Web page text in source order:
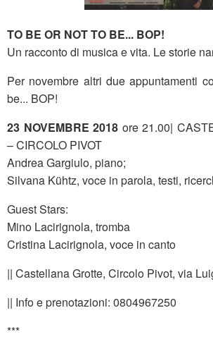
TO BE OR NOT TO BE... BOP!
Un racconto di musica e vita. Le storie
Per novembre altri due appuntamenti
be... BOP!
23 NOVEMBRE 2018 ore 21.00|
– CIRCOLO PIVOT
Andrea Gargiulo, piano;
Silvana Kühtz, voce in parola, testi,
Guest Stars:
Mino Lacirignola, tromba
Cristina Lacirignola, voce in canto
|| Castellana Grotte, Circolo Pivot, via
|| Info e prenotazioni: 0804967250
***